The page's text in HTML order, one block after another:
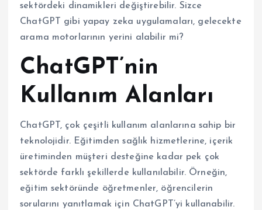
sektördeki dinamikleri değiştirebilir. Sizce
ChatGPT gibi yapay zeka uygulamaları, gelecekte
arama motorlarının yerini alabilir mi?
ChatGPT’nin
Kullanım Alanları
ChatGPT, çok çeşitli kullanım alanlarına sahip bir
teknolojidir. Eğitimden sağlık hizmetlerine, içerik
üretiminden müşteri desteğine kadar pek çok
sektörde farklı şekillerde kullanılabilir. Örneğin,
eğitim sektöründe öğretmenler, öğrencilerin
sorularını yanıtlamak için ChatGPT’yi kullanabilir.